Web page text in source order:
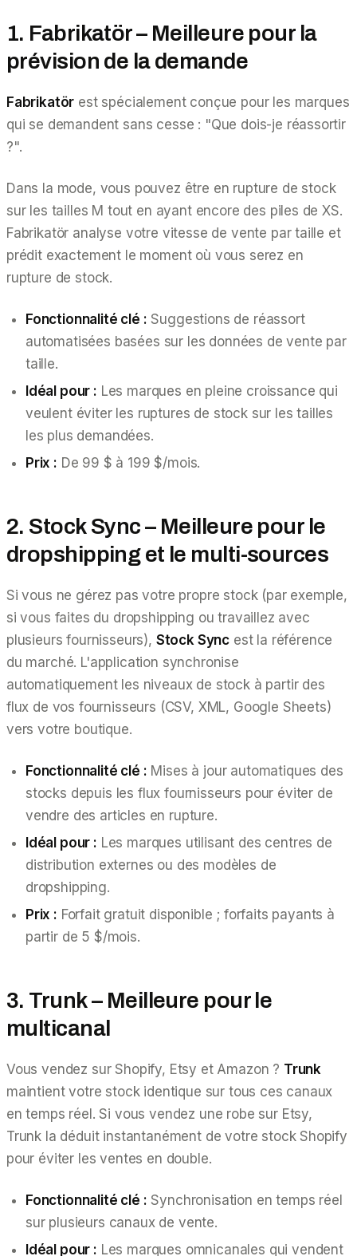
1. Fabrikatör – Meilleure pour la
prévision de la demande
Fabrikatör est spécialement conçue pour les marques
qui se demandent sans cesse : "Que dois-je réassortir
?".
Dans la mode, vous pouvez être en rupture de stock
sur les tailles M tout en ayant encore des piles de XS.
Fabrikatör analyse votre vitesse de vente par taille et
prédit exactement le moment où vous serez en
rupture de stock.
Fonctionnalité clé : Suggestions de réassort
automatisées basées sur les données de vente par
taille.
Idéal pour : Les marques en pleine croissance qui
veulent éviter les ruptures de stock sur les tailles
les plus demandées.
Prix : De 99 $ à 199 $/mois.
2. Stock Sync – Meilleure pour le
dropshipping et le multi-sources
Si vous ne gérez pas votre propre stock (par exemple,
si vous faites du dropshipping ou travaillez avec
plusieurs fournisseurs), Stock Sync est la référence
du marché. L'application synchronise
automatiquement les niveaux de stock à partir des
flux de vos fournisseurs (CSV, XML, Google Sheets)
vers votre boutique.
Fonctionnalité clé : Mises à jour automatiques des
stocks depuis les flux fournisseurs pour éviter de
vendre des articles en rupture.
Idéal pour : Les marques utilisant des centres de
distribution externes ou des modèles de
dropshipping.
Prix : Forfait gratuit disponible ; forfaits payants à
partir de 5 $/mois.
3. Trunk – Meilleure pour le
multicanal
Vous vendez sur Shopify, Etsy et Amazon ? Trunk
maintient votre stock identique sur tous ces canaux
en temps réel. Si vous vendez une robe sur Etsy,
Trunk la déduit instantanément de votre stock Shopify
pour éviter les ventes en double.
Fonctionnalité clé : Synchronisation en temps réel
sur plusieurs canaux de vente.
Idéal pour : Les marques omnicanales qui vendent